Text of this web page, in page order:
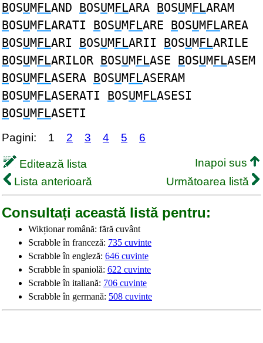
BOSUMFLAND BOSUMFLARA BOSUMFLARAM
BOSUMFLARATI BOSUMFLARE BOSUMFLAREA
BOSUMFLARI BOSUMFLARII BOSUMFLARILE
BOSUMFLARILOR BOSUMFLASE BOSUMFLASEM
BOSUMFLASERA BOSUMFLASERAM
BOSUMFLASERATI BOSUMFLASESI
BOSUMFLASETI
Pagini: 1 2 3 4 5 6
Editează lista
Inapoi sus
Lista anterioară
Următoarea listă
Consultați această listă pentru:
Wikționar română: fără cuvânt
Scrabble în franceză: 735 cuvinte
Scrabble în engleză: 646 cuvinte
Scrabble în spaniolă: 622 cuvinte
Scrabble în italiană: 706 cuvinte
Scrabble în germană: 508 cuvinte